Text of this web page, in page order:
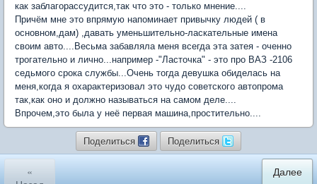
как заблагорассудится,так что это - только мнение....
Причём мне это впрямую напоминает привычку людей ( в
основном,дам) ,давать уменьшительно-ласкательные имена
своим авто....Весьма забавляла меня всегда эта затея - оченно
трогательно и лично...например -"Ласточка" - это про ВАЗ -2106
седьмого срока службы...Очень тогда девушка обиделась на
меня,когда я охарактеризовал это чудо советского автопрома
так,как оно и должно называться на самом деле....
Впрочем,это была у неё первая машина,простительно....
Поделиться Поделиться
«
Далее